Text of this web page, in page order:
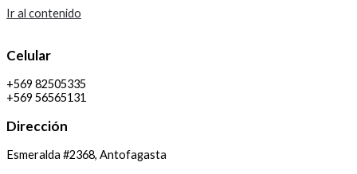
Ir al contenido
Celular
+569 82505335
+569 56565131
Dirección
Esmeralda #2368, Antofagasta